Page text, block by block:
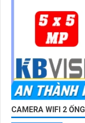
CAMERA WIFI 2